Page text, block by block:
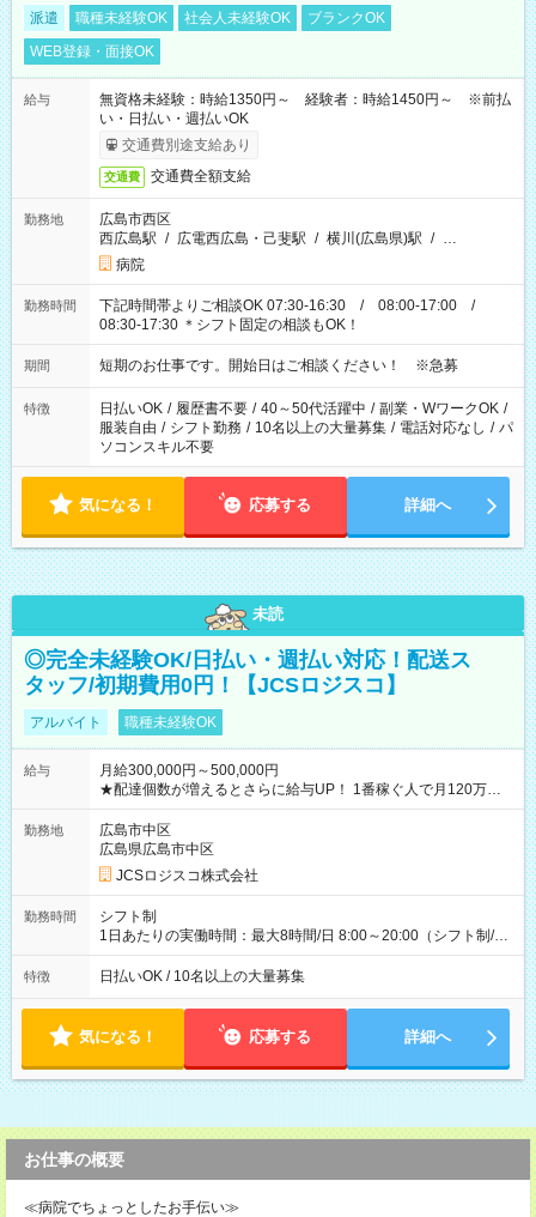
派遣 職種未経験OK 社会人未経験OK
ブランクOK
WEB登録・面接OK
給与
無資格未経験：時給1350円～ 経験者：時給1450円～ ※前払
い・日払い・週払いOK
交通費別途支給あり
交通費 交通費全額支給
勤務地
広島市西区
西広島駅 / 広電西広島・己斐駅 / 横川(広島県)駅 / …
病院
勤務時間
下記時間帯よりご相談OK 07:30-16:30 / 08:00-17:00 /
08:30-17:30 ＊シフト固定の相談もOK！
期間 短期のお仕事です。開始日はご相談ください！ ※急募
特徴 日払いOK / 履歴書不要 / 40～50代活躍中 / 副業・WワークOK /
服装自由 / シフト勤務 / 10名以上の大量募集 / 電話対応なし / パ
ソコンスキル不要
気になる！ 応募する 詳細へ
未読
◎完全未経験OK/日払い・週払い対応！配送ス
タッフ/初期費用0円！【JCSロジスコ】
アルバイト 職種未経験OK
給与
月給300,000円～500,000円
★配達個数が増えるとさらに給与UP！ 1番稼ぐ人で月120万ほ
ど！ ・主要都市エリア 月収55万円／週5日稼働 月収65万~112
万円／週6日稼働 ・地方郊外エリア 月収40万円／週5日稼働 月
収40万円~50万円／週6日稼働 ＜モデルイメージ＞ ■月収50万
円 (27歳男性/江東区在住)※元建築関係 1日150個配達×25日勤務
(日休み) ■月収80万円(43歳男性/墨田区在住)※元営業 1日200個
勤務地
広島市中区
広島県広島市中区
JCSロジスコ株式会社
勤務時間
シフト制
1日あたりの実働時間：最大8時間/日 8:00～20:00（シフト制/実
働8時間） ※週5日勤務（場所次第では週4も有り） ※配達状況
によって時間外での勤務可能性有り ※案件により多少の前後あ
特徴 日払いOK / 10名以上の大量募集
気になる！ 応募する 詳細へ
お仕事の概要
≪病院でちょっとしたお手伝い≫